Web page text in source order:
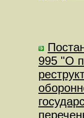
995 "О